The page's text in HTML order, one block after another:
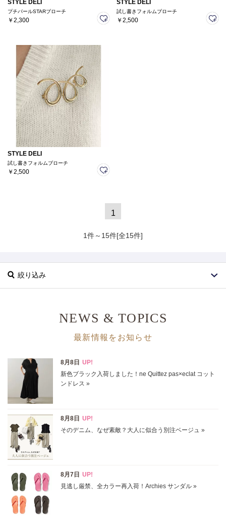
STYLE DELI
プチパールSTARブローチ
￥2,300
STYLE DELI
試し書きフォルムブローチ
￥2,500
STYLE DELI
試し書きフォルムブローチ
￥2,500
1
1件～15件[全15件]
絞り込み
カテゴリ ブローチ･コサージュ全て
サイズ
掲載雑誌
価格
表示オプション
NEWS & TOPICS
最新情報をお知らせ